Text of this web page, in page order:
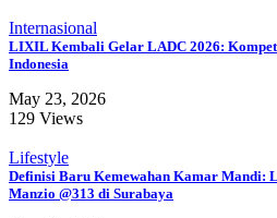
Internasional
LIXIL Kembali Gelar LADC 2026:
Indonesia
May 23, 2026
129 Views
Lifestyle
Definisi Baru Kemewahan Kamar Mandi:
Manzio @313 di Surabaya